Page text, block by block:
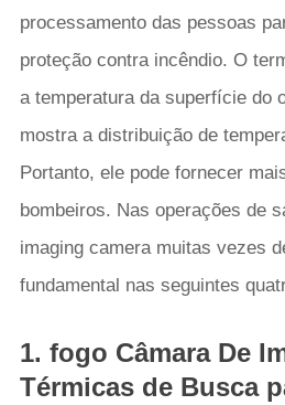
processamento das pessoas
proteção contra incêndio. O
a temperatura da superfície do
mostra a distribuição de
Portanto, ele pode fornecer
bombeiros. Nas operações de
imaging camera muitas vezes
fundamental nas seguintes
1. fogo Câmara De
Térmicas de Busca